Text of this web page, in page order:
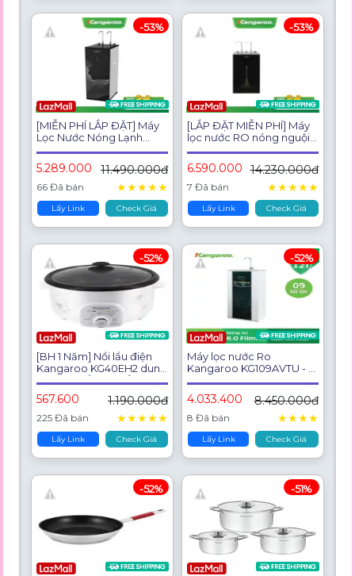
[MIỄN PHÍ LẮP ĐẶT] Máy
Lọc Nước Nóng Lạnh
Kangaroo Hydrogen 11
Lõi KG10A68
5.289.000 11.490.000đ
66 Đã bán ★★★★★
Lấy Link Check Giá
-53%
[LẮP ĐẶT MIỄN PHÍ] Máy
lọc nước RO nóng nguội
lạnh Hydrogen Kangaroo
KG10A13 10 lõi
6.590.000 14.230.000đ
7 Đã bán ★★★★★
Lấy Link Check Giá
-53%
[BH 1 Năm] Nồi lẩu điện
Kangaroo KG40EH2 dung
tích 4L - HÀNG CHÍNH
HÃNG
567.600 1.190.000đ
225 Đã bán ★★★★★
Lấy Link Check Giá
-52%
Máy lọc nước Ro
Kangaroo KG109AVTU - 9
lõi vỏ tủ VTU - Hàng chính
hãng
4.033.400 8.450.000đ
8 Đã bán ★★★★
Lấy Link Check Giá
-52%
-52% -51%